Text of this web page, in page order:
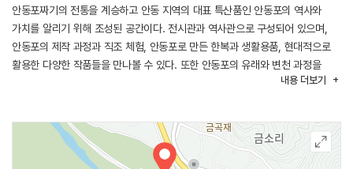
안동포짜기의 전통을 계승하고 안동 지역의 대표 특산품인 안동포의 역사와
가치를 알리기 위해 조성된 공간이다. 전시관과 역사관으로 구성되어 있으며,
안동포의 제작 과정과 직조 체험, 안동포로 만든 한복과 생활용품, 현대적으로
활용한 다양한 작품들을 만나볼 수 있다. 또한 안동포의 유래와 변천 과정을
담은 역사 자료도 전시되어 있다. 이 밖에도 안동포 짜기 시연장과 염색 과정을
수 있다. 매년 봄에는 안동포타운 정원에서 튤립 축제가 열려 다채로운 볼거리를
내용 더보기